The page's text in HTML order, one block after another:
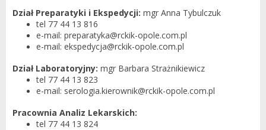
Dział Preparatyki i Ekspedycji: mgr Anna Tybulczuk
tel 77 44 13 816
e-mail: preparatyka@rckik-opole.com.pl
e-mail: ekspedycja@rckik-opole.com.pl
Dział Laboratoryjny: mgr Barbara Strażnikiewicz
tel 77 44 13 823
e-mail: serologia.kierownik@rckik-opole.com.pl
Pracownia Analiz Lekarskich:
tel 77 44 13 824